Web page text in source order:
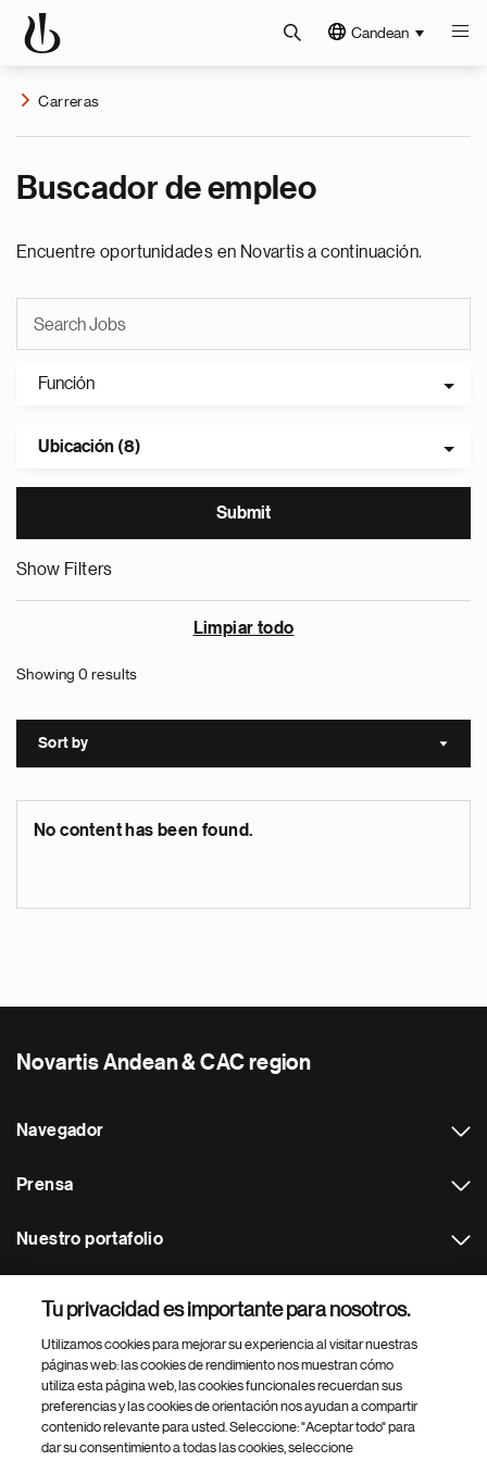
Candean
Carreras
Buscador de empleo
Encuentre oportunidades en Novartis a continuación.
Función
Ubicación (8)
Show Filters
Limpiar todo
Showing 0 results
Sort by Sort
No content has been found.
Novartis Andean & CAC region
Navegador
Prensa
Nuestro portafolio
Footer Site Search
Tu privacidad es importante para nosotros.
Utilizamos cookies para mejorar su experiencia al visitar nuestras
páginas web: las cookies de rendimiento nos muestran cómo
utiliza esta página web, las cookies funcionales recuerdan sus
preferencias y las cookies de orientación nos ayudan a compartir
contenido relevante para usted. Seleccione: "Aceptar todo" para
dar su consentimiento a todas las cookies, seleccione